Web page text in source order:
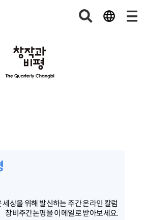
세상을 위해 발신하는 주간 온라인 칼럼
창비주간논평을 이메일로 받아보세요.